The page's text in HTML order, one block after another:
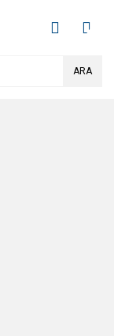
ARA